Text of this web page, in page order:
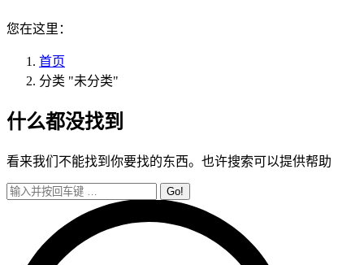
您在这里：
首页
分类 "未分类"
什么都没找到
看来我们不能找到你要找的东西。也许搜索可以提供帮助
Search: